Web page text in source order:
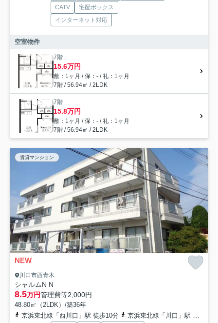
CATV
宅配ボックス
インターネット対応
空室物件
7階
15.6万円
敷：1ヶ月 / 保：- / 礼：1ヶ月
7階 / 56.94㎡ / 2LDK
7階
15.8万円
敷：1ヶ月 / 保：- / 礼：1ヶ月
7階 / 56.94㎡ / 2LDK
賃貸マンション
NEW
川口市西青木
シャルムN N
8.5万円管理費等2,000円
48.80㎡（2LDK）/築36年
京浜東北線「西川口」駅 徒歩10分
京浜東北線「川口」駅 徒歩18分